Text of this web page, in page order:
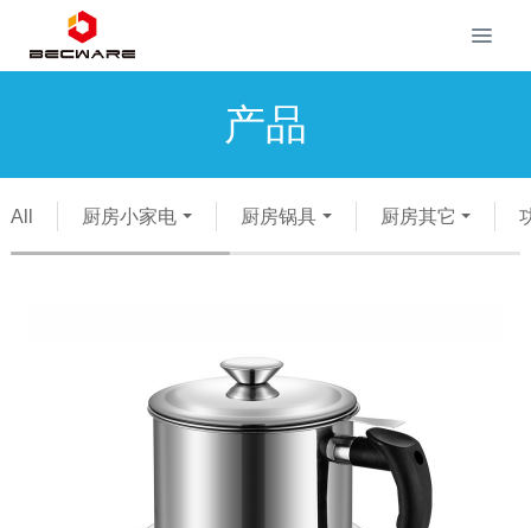
产品
All 厨房小家电 厨房锅具 厨房其它